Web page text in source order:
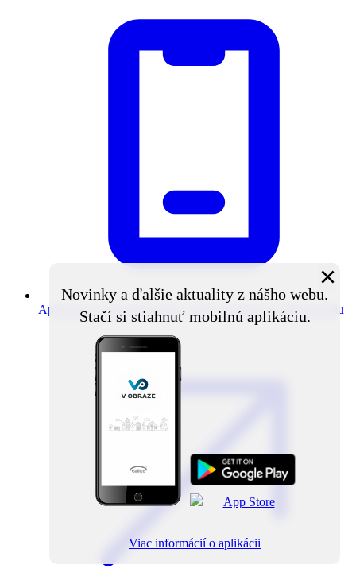
Aplikácia V obraze Novinky z obce priamo do vášho mobilu
Novinky a ďalšie aktuality z nášho webu.
Stačí si stiahnuť mobilnú aplikáciu.
×
Viac informácií o aplikácii